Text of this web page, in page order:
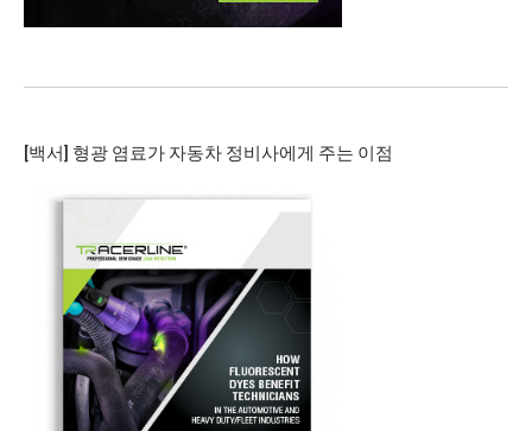
[백서] 형광 염료가 자동차 정비사에게 주는 이점